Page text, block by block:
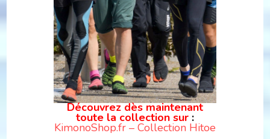
Découvrez dès maintenant
toute la collection sur :
KimonoShop.fr – Collection Hitoe